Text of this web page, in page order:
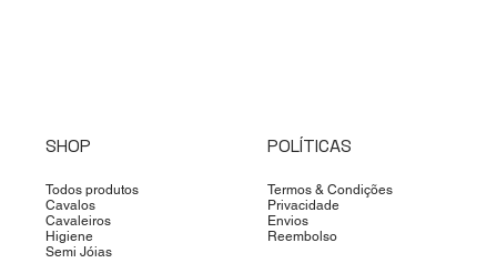
SHOP
Todos produtos
Cavalos
Cavaleiros
Higiene
Semi Jóias
POLÍTICAS
Termos & Condições
Privacidade
Envios
Reembolso